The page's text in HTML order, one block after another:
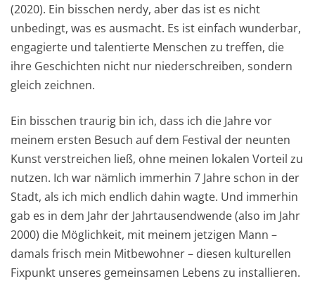
(2020). Ein bisschen nerdy, aber das ist es nicht
unbedingt, was es ausmacht. Es ist einfach wunderbar,
engagierte und talentierte Menschen zu treffen, die
ihre Geschichten nicht nur niederschreiben, sondern
gleich zeichnen.
Ein bisschen traurig bin ich, dass ich die Jahre vor
meinem ersten Besuch auf dem Festival der neunten
Kunst verstreichen ließ, ohne meinen lokalen Vorteil zu
nutzen. Ich war nämlich immerhin 7 Jahre schon in der
Stadt, als ich mich endlich dahin wagte. Und immerhin
gab es in dem Jahr der Jahrtausendwende (also im Jahr
2000) die Möglichkeit, mit meinem jetzigen Mann –
damals frisch mein Mitbewohner – diesen kulturellen
Fixpunkt unseres gemeinsamen Lebens zu installieren.